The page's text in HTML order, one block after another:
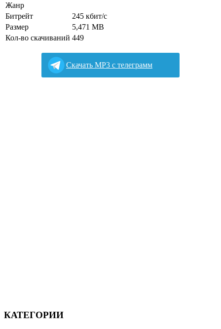
Жанр
Битрейт
245 кбит/с
Размер
5,471 MB
Кол-во скачиваний 449
Cкачать MP3 с телеграмм
КАТЕГОРИИ